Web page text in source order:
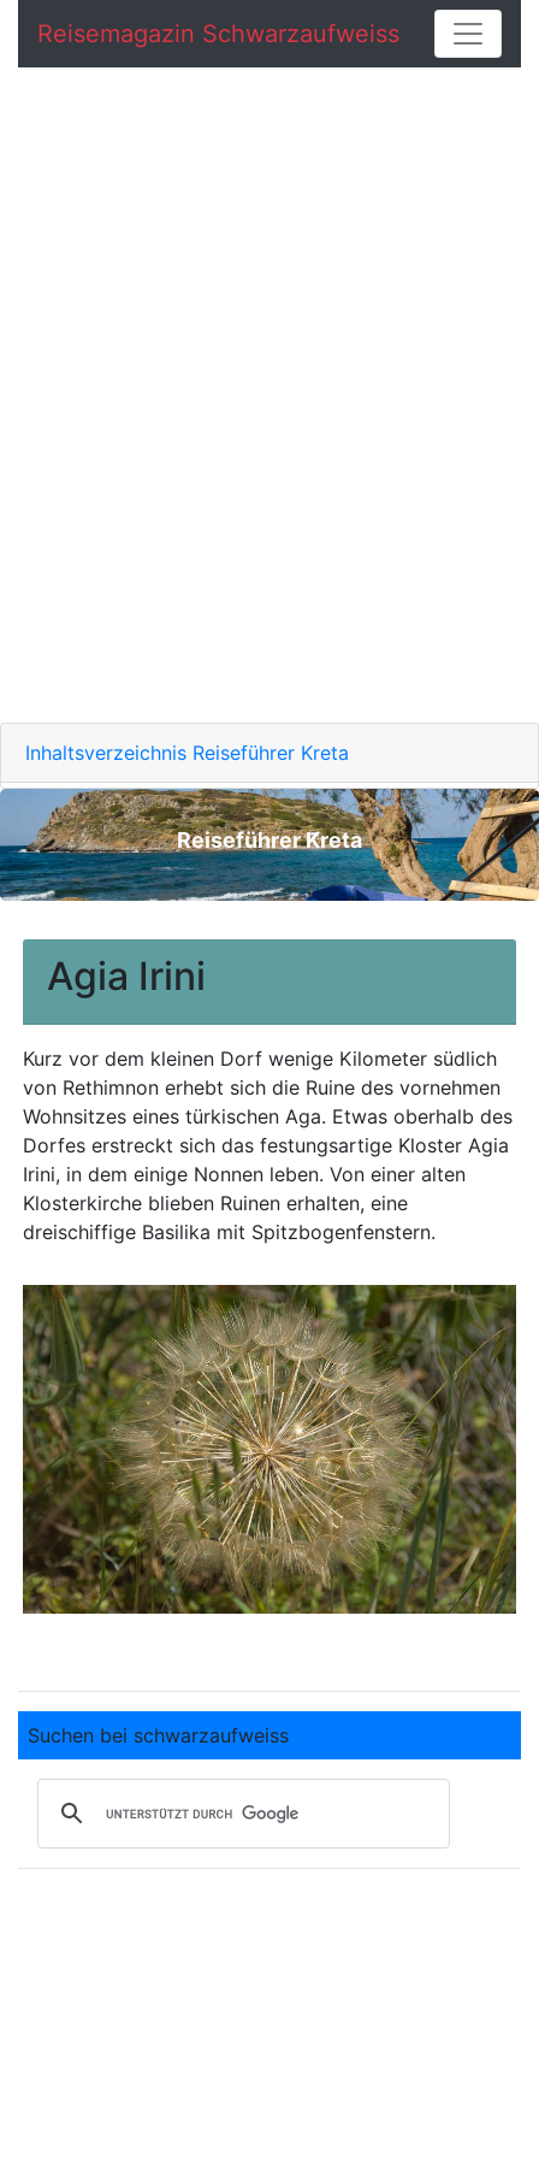
Reisemagazin Schwarzaufweiss
Inhaltsverzeichnis Reiseführer Kreta
Reiseführer Kreta
Agia Irini
Kurz vor dem kleinen Dorf wenige Kilometer südlich
von Rethimnon erhebt sich die Ruine des vornehmen
Wohnsitzes eines türkischen Aga. Etwas oberhalb des
Dorfes erstreckt sich das festungsartige Kloster Agia
Irini, in dem einige Nonnen leben. Von einer alten
Klosterkirche blieben Ruinen erhalten, eine
dreischiffige Basilika mit Spitzbogenfenstern.
Suchen bei schwarzaufweiss